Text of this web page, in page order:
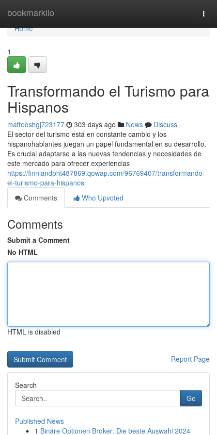
bookmarkilo
Home
Home
1
Transformando el Turismo para
Hispanos
matteoshgj723177 303 days ago News
Discuss
El sector del turismo está en constante cambio y los
hispanohablantes juegan un papel fundamental en su desarrollo.
Es crucial adaptarse a las nuevas tendencias y necesidades de
este mercado para ofrecer experiencias
https://finniandpht487869.qowap.com/96769407/transformando-
el-turismo-para-hispanos
Comments
Who Upvoted
Comments
Submit a Comment
No HTML
HTML is disabled
Report Page
Search
Go
Published News
1 Binäre Optionen Broker: Die beste Auswahl 2024